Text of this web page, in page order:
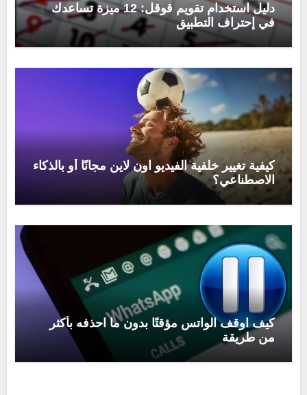
دليل استخدام تقويم قوقل: 12 ميزة تساعدك
في إحتراف التطبيق
كيفية تغيير خلفية الفيديو اون لاين مجانًا أو بالذكاء
الاصطناعي؟
كيف اوقف الواتس مؤقتًا بدون ما احذفه بأكثر
من طريقة